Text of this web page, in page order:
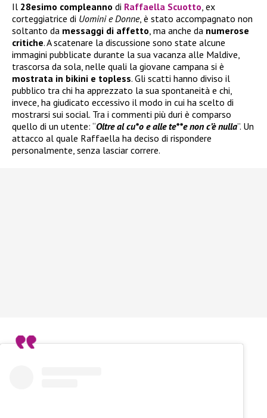
Il 28esimo compleanno di Raffaella Scuotto, ex
corteggiatrice di Uomini e Donne, è stato accompagnato non
soltanto da messaggi di affetto, ma anche da numerose
critiche. A scatenare la discussione sono state alcune
immagini pubblicate durante la sua vacanza alle Maldive,
trascorsa da sola, nelle quali la giovane campana si è
mostrata in bikini e topless. Gli scatti hanno diviso il
pubblico tra chi ha apprezzato la sua spontaneità e chi,
invece, ha giudicato eccessivo il modo in cui ha scelto di
mostrarsi sui social. Tra i commenti più duri è comparso
quello di un utente: “Oltre al cu*o e alle te**e non c’è nulla”. Un
attacco al quale Raffaella ha deciso di rispondere
personalmente, senza lasciar correre.